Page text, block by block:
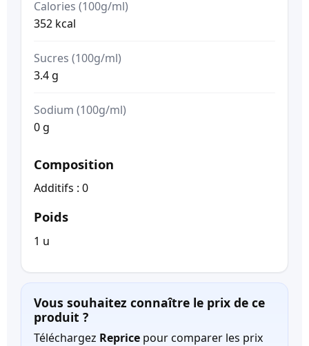
Calories (100g/ml)
352 kcal
Sucres (100g/ml)
3.4 g
Sodium (100g/ml)
0 g
Composition
Additifs : 0
Poids
1 u
Vous souhaitez connaître le prix de ce
produit ?
Téléchargez Reprice pour comparer les prix